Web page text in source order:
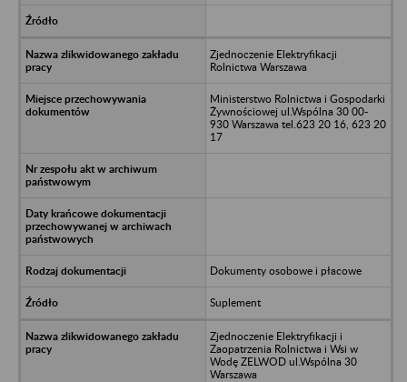
Zjednoczenie Elektryfikacji
Rolnictwa Warszawa
Ministerstwo Rolnictwa i Gospodarki
Żywnościowej ul.Wspólna 30 00-
930 Warszawa tel.623 20 16, 623 20
17
Dokumenty osobowe i płacowe
Suplement
Zjednoczenie Elektryfikacji i
Zaopatrzenia Rolnictwa i Wsi w
Wodę ZELWOD ul.Wspólna 30
Warszawa